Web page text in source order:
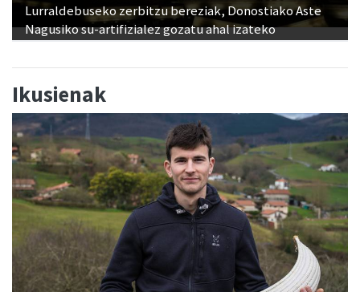
Lurraldebuseko zerbitzu bereziak, Donostiako Aste
Nagusiko su-artifizialez gozatu ahal izateko
Ikusienak